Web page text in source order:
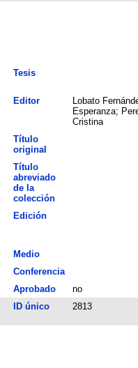
Tesis
Editor
Lobato
Esperanza;
Cristina
Título
original
Título
abreviado
de la
colección
Edición
Medio
Conferencia
Aprobado
no
ID único 2813